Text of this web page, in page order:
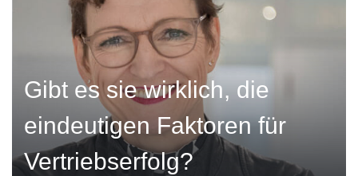
Gibt es sie wirklich, die
eindeutigen Faktoren für
Vertriebserfolg?